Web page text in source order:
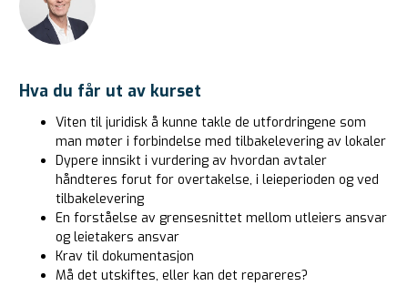
Hva du får ut av kurset
Viten til juridisk å kunne takle de utfordringene som
man møter i forbindelse med tilbakelevering av lokaler
Dypere innsikt i vurdering av hvordan avtaler
håndteres forut for overtakelse, i leieperioden og ved
tilbakelevering
En forståelse av grensesnittet mellom utleiers ansvar
og leietakers ansvar
Krav til dokumentasjon
Må det utskiftes, eller kan det repareres?